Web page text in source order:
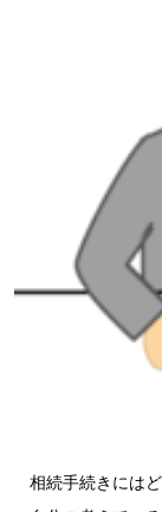
相続手続きには